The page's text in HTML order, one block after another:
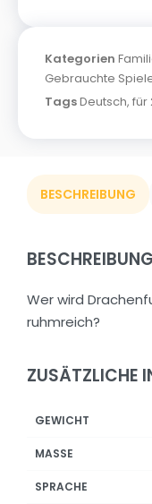
Kategorien
Gebrauchte
TagsDeutsch, für
BESCHREIBUNG
BESCHREIBUNG
Wer wird
ruhmreich?
ZUSÄTZLICHE
GEWICHT
MASSE
SPRACHE